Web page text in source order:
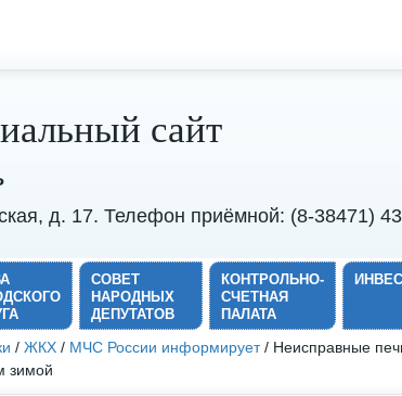
сайт
д. 17. Телефон приёмной: (8-38471)
СОВЕТ
НАРОДНЫХ
ДЕПУТАТОВ
КОНТРОЛЬНО-
СЧЕТНАЯ
ПАЛАТА
/ ЖКХ / МЧС России информирует/ Неисправные
зимой